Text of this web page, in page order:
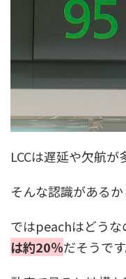
LCCは遅延や欠航
そんな認識があるか
ではpeachはどうな
は約20％だそうです